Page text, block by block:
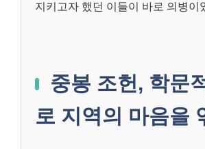
지키고자 했던 이들이 바로 의병이
중봉 조헌, 학문
로 지역의 마음을